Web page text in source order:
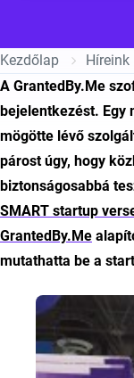
Kezdőlap
Híreink
A GrantedBy.Me
bejelentkezést. Egy
mögötte lévő
párost úgy, hogy
biztonságosabbá
SMART startup
GrantedBy.Me
mutathatta be a